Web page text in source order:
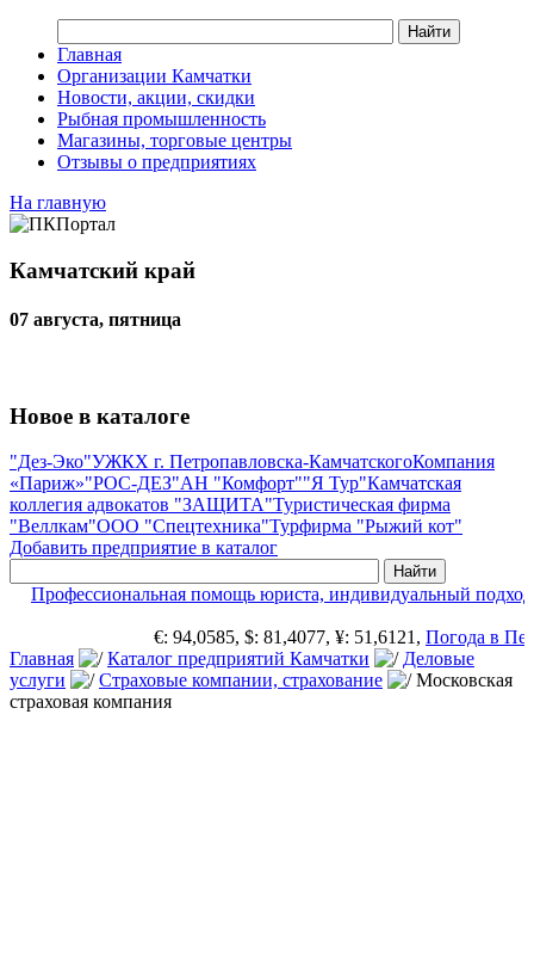
Главная
Организации Камчатки
Новости, акции, скидки
Рыбная промышленность
Магазины, торговые центры
Отзывы о предприятиях
На главную
Камчатский край
07 августа, пятница
Новое в каталоге
"Дез-Эко"УЖКХ г. Петропавловска-КамчатскогоКомпания
«Париж»"РОС-ДЕЗ"АН "Комфорт""Я Тур"Камчатская
коллегия адвокатов "ЗАЩИТА"Туристическая фирма
"Веллкам"ООО "Спецтехника"Турфирма "Рыжий кот"
Добавить предприятие в каталог
Профессиональная помощь юриста, индивидуальный подход
€: 94,0585, $: 81,4077, ¥: 51,6121, Погода в
Главная
Каталог предприятий Камчатки
Деловые
услуги
Страховые компании, страхование
Московская
страховая компания